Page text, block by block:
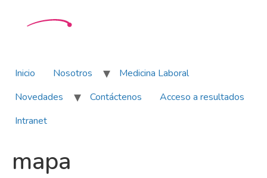
Inicio Nosotros
Medicina Laboral
Novedades
Contáctenos
Acceso a resultados
Intranet
mapa